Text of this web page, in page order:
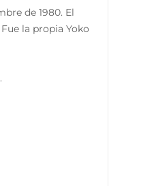
de 1980. El
la propia Yoko